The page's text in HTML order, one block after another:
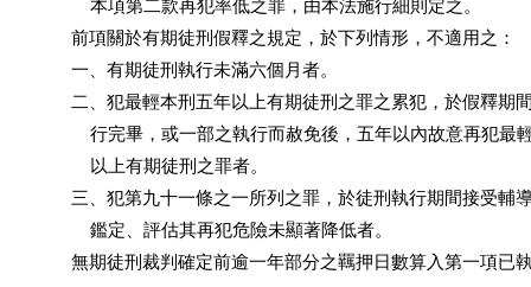
               本項第二款再犯率低之罪，由本法施行細則定之。
           前項關於有期徒刑假釋之規定，於下列情形，不適用之：
           一、有期徒刑執行未滿六個月者。
二、犯最輕本刑五年以上有期徒刑之罪之累犯，於假釋期
行完畢，或一部之執行而赦免後，五年以內故意再犯
               以上有期徒刑之罪者。
三、犯第九十一條之一所列之罪，於徒刑執行期間接受輔
               鑑定、評估其再犯危險未顯著降低者。
無期徒刑裁判確定前逾一年部分之羈押日數算入第一項已